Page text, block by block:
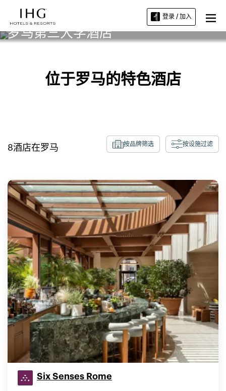
登录 / 加入
罗马第三大学酒店
位于罗马的特色酒店
8酒店在罗马 按品牌筛选 按设施过滤
Six Senses Rome